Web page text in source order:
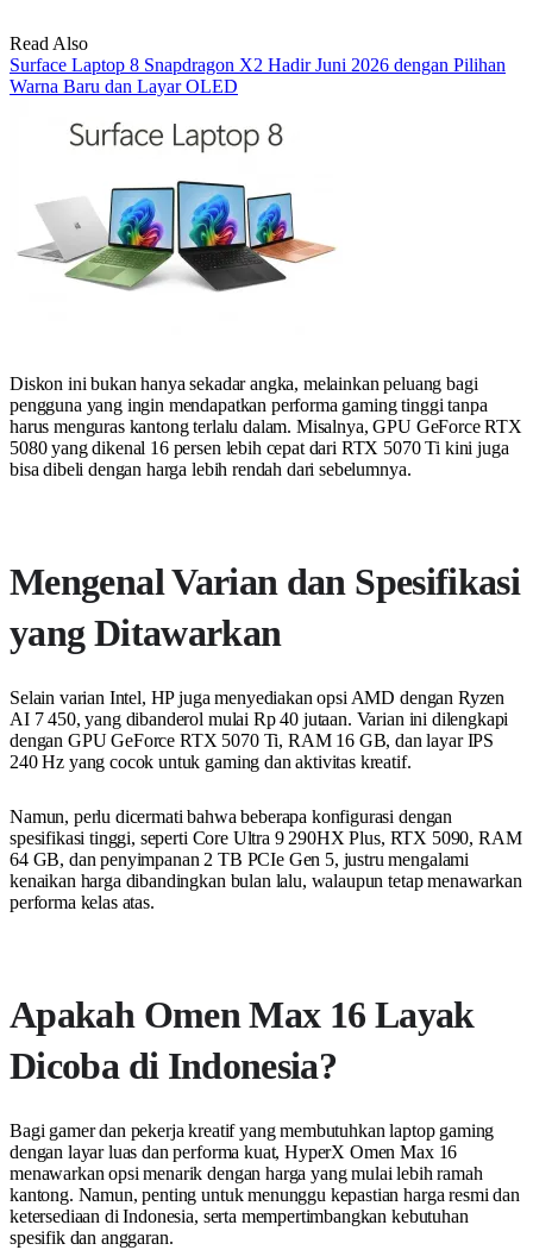
Read Also
Surface Laptop 8 Snapdragon X2 Hadir Juni 2026 dengan Pilihan
Warna Baru dan Layar OLED
Diskon ini bukan hanya sekadar angka, melainkan peluang bagi
pengguna yang ingin mendapatkan performa gaming tinggi tanpa
harus menguras kantong terlalu dalam. Misalnya, GPU GeForce RTX
5080 yang dikenal 16 persen lebih cepat dari RTX 5070 Ti kini juga
bisa dibeli dengan harga lebih rendah dari sebelumnya.
Mengenal Varian dan Spesifikasi
yang Ditawarkan
Selain varian Intel, HP juga menyediakan opsi AMD dengan Ryzen
AI 7 450, yang dibanderol mulai Rp 40 jutaan. Varian ini dilengkapi
dengan GPU GeForce RTX 5070 Ti, RAM 16 GB, dan layar IPS
240 Hz yang cocok untuk gaming dan aktivitas kreatif.
Namun, perlu dicermati bahwa beberapa konfigurasi dengan
spesifikasi tinggi, seperti Core Ultra 9 290HX Plus, RTX 5090, RAM
64 GB, dan penyimpanan 2 TB PCIe Gen 5, justru mengalami
kenaikan harga dibandingkan bulan lalu, walaupun tetap menawarkan
performa kelas atas.
Apakah Omen Max 16 Layak
Dicoba di Indonesia?
Bagi gamer dan pekerja kreatif yang membutuhkan laptop gaming
dengan layar luas dan performa kuat, HyperX Omen Max 16
menawarkan opsi menarik dengan harga yang mulai lebih ramah
kantong. Namun, penting untuk menunggu kepastian harga resmi dan
ketersediaan di Indonesia, serta mempertimbangkan kebutuhan
spesifik dan anggaran.